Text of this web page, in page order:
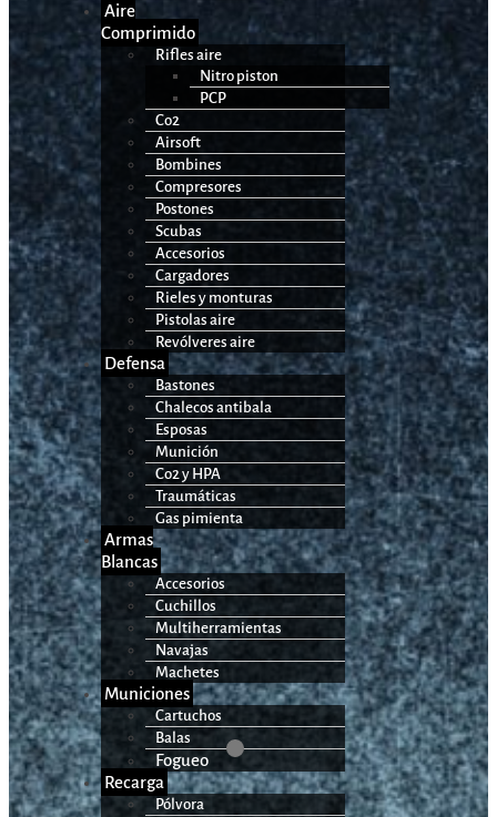
Aire
Comprimido
Rifles aire
Nitro piston
PCP
Co2
Airsoft
Bombines
Compresores
Postones
Scubas
Accesorios
Cargadores
Rieles y monturas
Pistolas aire
Revólveres aire
Defensa
Bastones
Chalecos antibala
Esposas
Munición
Co2 y HPA
Traumáticas
Gas pimienta
Armas
Blancas
Accesorios
Cuchillos
Multiherramientas
Navajas
Machetes
Municiones
Cartuchos
Balas
Fogueo
Recarga
Pólvora